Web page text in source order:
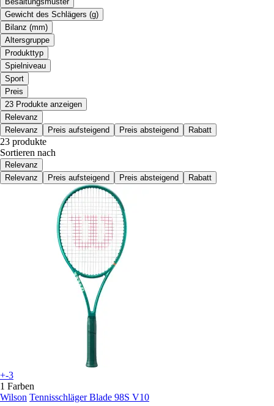
Gewicht des Schlägers (g)
Bilanz (mm)
Altersgruppe
Produkttyp
Spielniveau
Sport
Preis
23 Produkte anzeigen
Relevanz
Relevanz
Preis aufsteigend Preis absteigend Rabatt
23 produkte
Sortieren nach
Relevanz
Relevanz
Preis aufsteigend Preis absteigend Rabatt
+-3
1 Farben
Wilson Tennisschläger Blade 98S V10